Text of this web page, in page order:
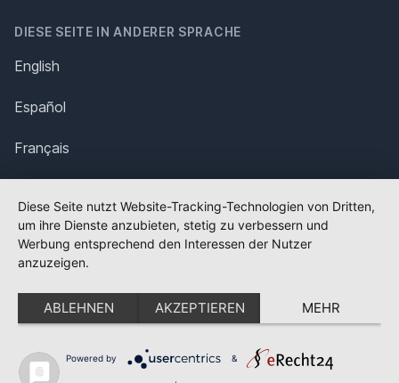
DIESE SEITE IN ANDERER SPRACHE
English
Español
Français
Polska
Português
Nederlands
Svenska
Diese Seite nutzt Website-Tracking-Technologien von Dritten,
um ihre Dienste anzubieten, stetig zu verbessern und
Werbung entsprechend den Interessen der Nutzer
anzuzeigen.
ABLEHNEN AKZEPTIEREN MEHR
Powered by &